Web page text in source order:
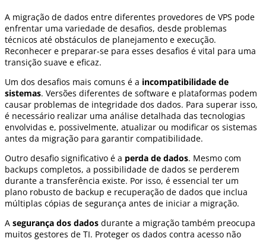
A migração de dados entre diferentes provedores de VPS pode
enfrentar uma variedade de desafios, desde problemas
técnicos até obstáculos de planejamento e execução.
Reconhecer e preparar-se para esses desafios é vital para uma
transição suave e eficaz.
Um dos desafios mais comuns é a incompatibilidade de
sistemas. Versões diferentes de software e plataformas podem
causar problemas de integridade dos dados. Para superar isso,
é necessário realizar uma análise detalhada das tecnologias
envolvidas e, possivelmente, atualizar ou modificar os sistemas
antes da migração para garantir compatibilidade.
Outro desafio significativo é a perda de dados. Mesmo com
backups completos, a possibilidade de dados se perderem
durante a transferência existe. Por isso, é essencial ter um
plano robusto de backup e recuperação de dados que inclua
múltiplas cópias de segurança antes de iniciar a migração.
A segurança dos dados durante a migração também preocupa
muitos gestores de TI. Proteger os dados contra acesso não